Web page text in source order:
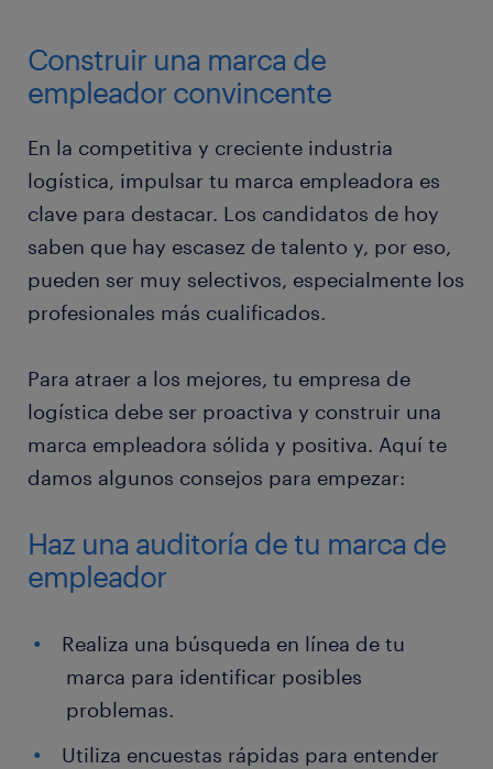
Construir una marca de
empleador convincente
En la competitiva y creciente industria
logística, impulsar tu marca empleadora es
clave para destacar. Los candidatos de hoy
saben que hay escasez de talento y, por eso,
pueden ser muy selectivos, especialmente los
profesionales más cualificados.
Para atraer a los mejores, tu empresa de
logística debe ser proactiva y construir una
marca empleadora sólida y positiva. Aquí te
damos algunos consejos para empezar:
Haz una auditoría de tu marca de
empleador
Realiza una búsqueda en línea de tu
marca para identificar posibles
problemas.
Utiliza encuestas rápidas para entender